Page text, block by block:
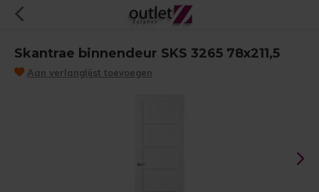
Skantrae binnendeur SKS 3265 78x211,5
Aan verlanglijst toevoegen